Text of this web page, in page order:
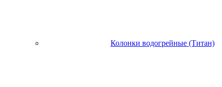
Колонки водогрейные (Титан)